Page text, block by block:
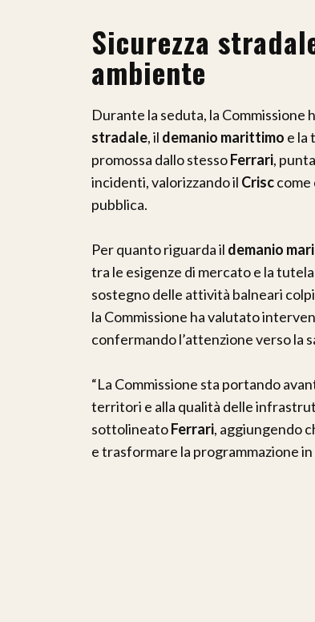
Sicurezza
ambiente
Durante la seduta, la
stradale, il demanio marittimo e la
promossa dallo stessoFerrari,
incidenti, valorizzando il Crisccome
pubblica.
Per quanto riguarda il demanio
tra le esigenze di mercato e la
sostegno delle attività balneari
la Commissione ha valutato
confermando l’attenzione verso la
“La Commissione sta portando
territori e alla qualità delle
sottolineatoFerrari, aggiungendo
e trasformare la programmazione